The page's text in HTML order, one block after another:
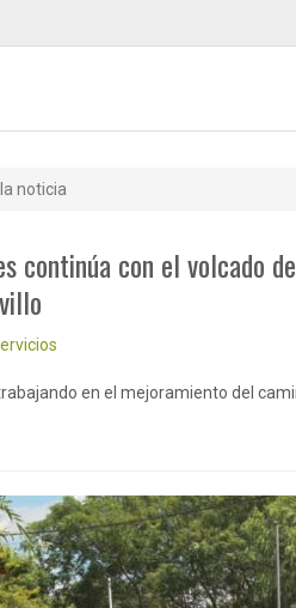
noticia
continúa con el volcado
en el mejoramiento del